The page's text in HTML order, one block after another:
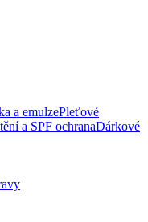
a emulzePleťové
a SPF ochranaDárkové